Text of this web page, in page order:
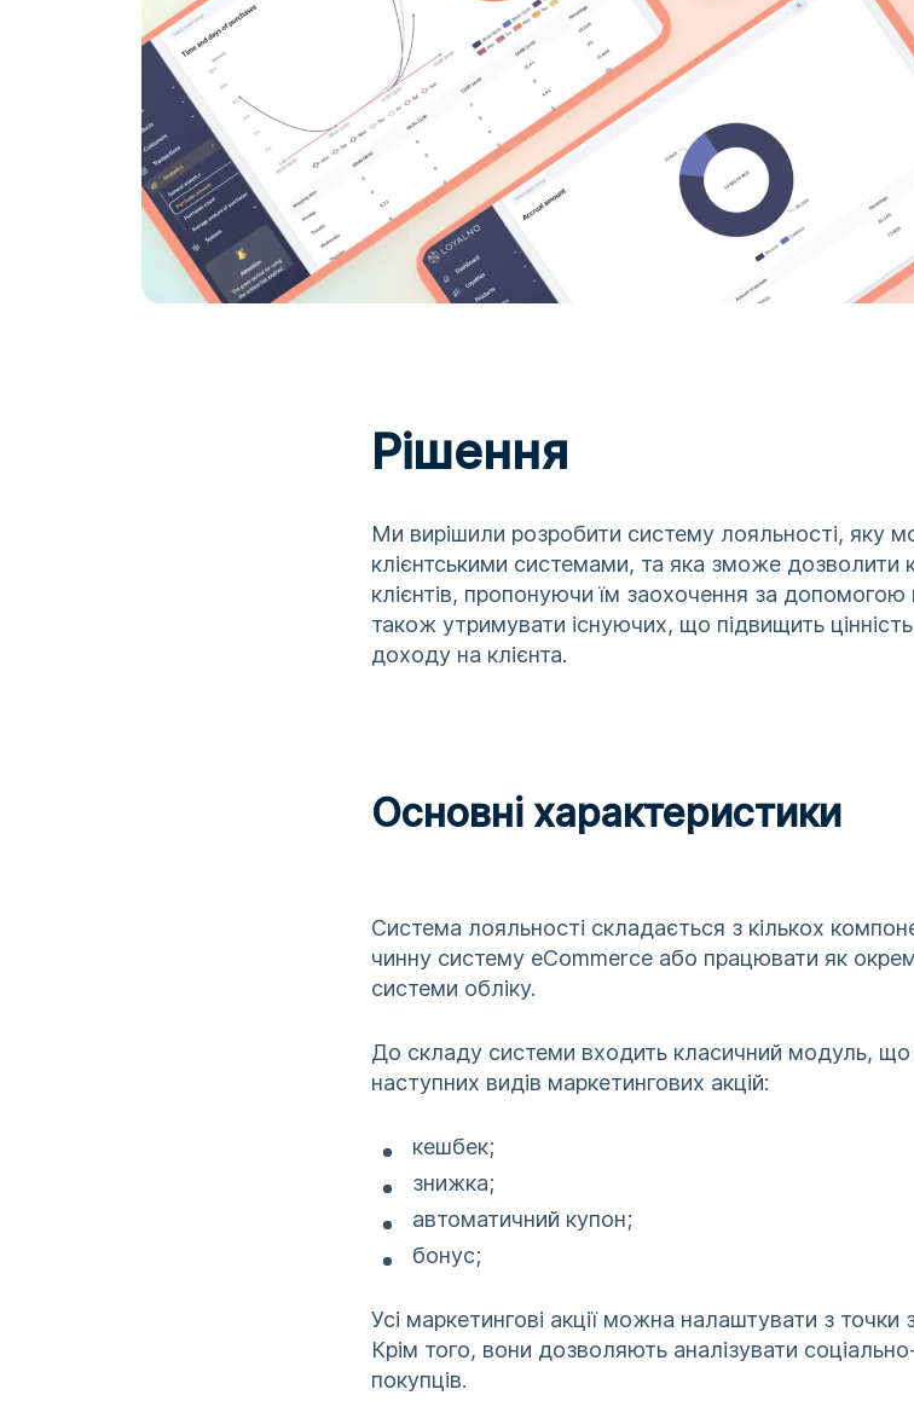
Рішення
Ми вирішили розробити систему лояльності, яку
клієнтськими системами, та яка зможе дозволити
клієнтів, пропонуючи їм заохочення за допомогою
також утримувати існуючих, що підвищить
доходу на клієнта.
Основні характеристики
Система лояльності складається з кількох
чинну систему eCommerce або працювати як
системи обліку.
До складу системи входить класичний модуль, що
наступних видів маркетингових акцій:
кешбек;
знижка;
автоматичний купон;
бонус;
Усі маркетингові акції можна налаштувати з точки
Крім того, вони дозволяють аналізувати
покупців.